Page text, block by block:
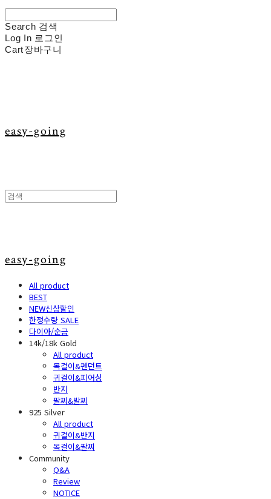
Search 검색
Log In 로그인
Cart장바구니
easy-going
easy-going
All product
BEST
NEW신상할인
한정수량 SALE
다이아/순금
14k/18k Gold
All product
목걸이&펜던트
귀걸이&피어싱
반지
팔찌&발찌
925 Silver
All product
귀걸이&반지
목걸이&팔찌
Community
Q&A
Review
NOTICE